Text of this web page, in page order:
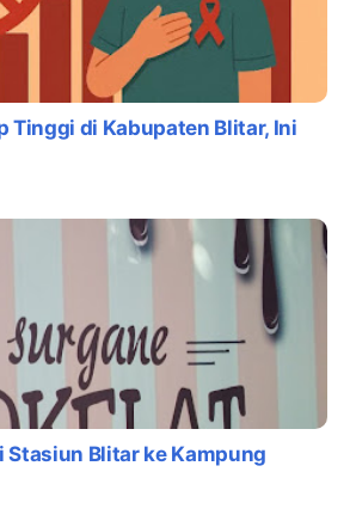
Tinggi di Kabupaten Blitar, Ini
Stasiun Blitar ke Kampung